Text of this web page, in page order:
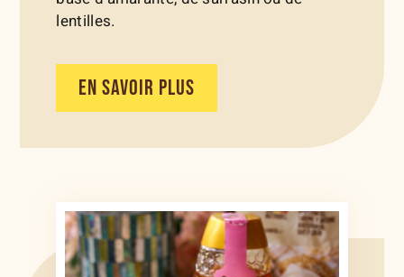
lentilles.
EN SAVOIR PLUS